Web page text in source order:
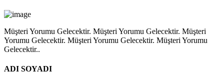
Müşteri Yorumu Gelecektir. Müşteri Yorumu Gelecektir. Müşteri
Yorumu Gelecektir. Müşteri Yorumu Gelecektir. Müşteri Yorumu
Gelecektir..
ADI SOYADI